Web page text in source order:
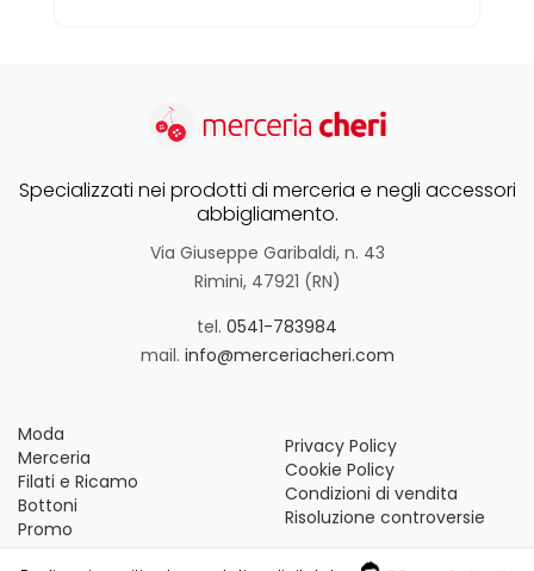
Specializzati nei prodotti di merceria e negli accessori
abbigliamento.
Via Giuseppe Garibaldi, n. 43
Rimini, 47921 (RN)
tel. 0541-783984
mail. info@merceriacheri.com
Moda
Merceria
Filati e Ricamo
Bottoni
Promo
Privacy Policy
Cookie Policy
Condizioni di vendita
Risoluzione controversie